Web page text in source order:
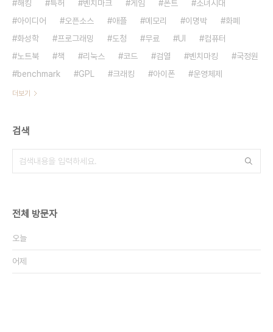
해킹 특허 벤치마크 게임 폰트
소녀시대
아이디어
오픈소스 애플 메모리 이명박
화폐
화성학
프로그래밍 도청 무료 UI
컴퓨터
노트북
책 리눅스 코드 검열 벤치마킹
국정원
benchmark
GPL 크래킹 아이폰 운영체제
더보기
검색
전체 방문자
오늘
어제